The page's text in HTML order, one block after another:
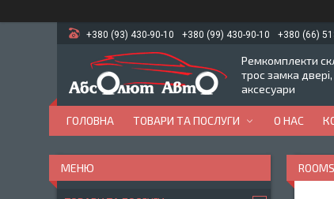
+380 (93) 430-90-10 +380 (99) 430-90-10 +380 (66)
Ремкомплекти
трос замка
аксесуари
ГОЛОВНА ТОВАРИ ТА ПОСЛУГИ О НАС